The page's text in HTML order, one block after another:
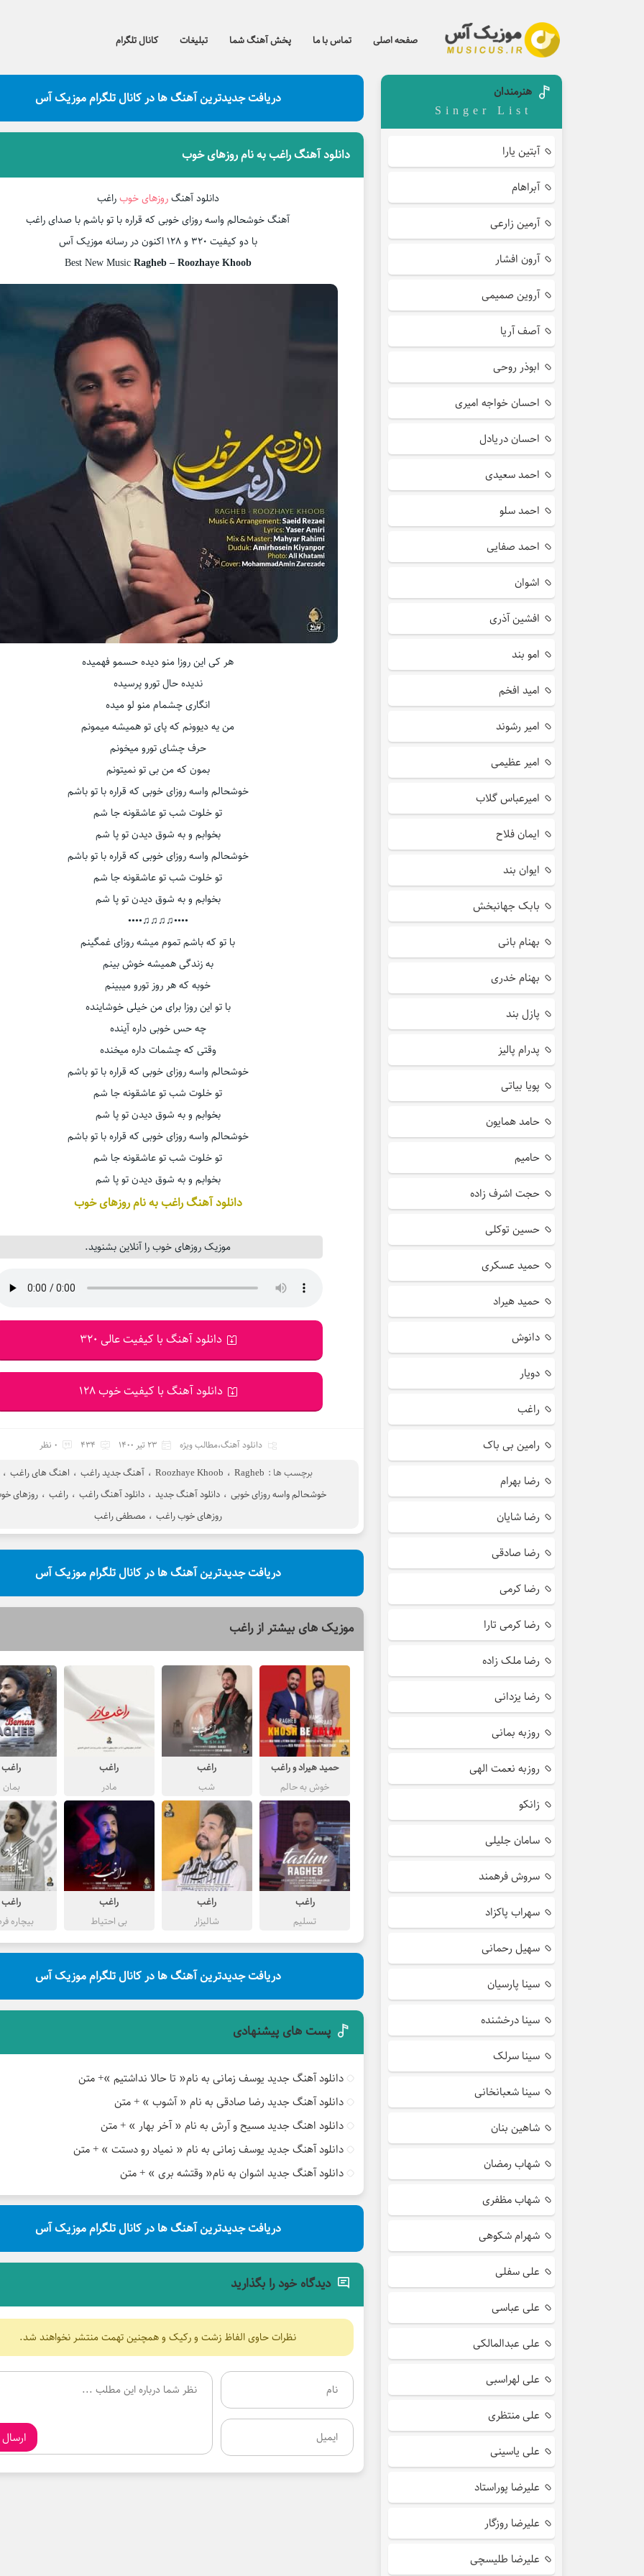
صفحه اصلی تماس با ما پخش آهنگ شما تبلیغات کانال تلگرام
دریافت جدیدترین آهنگ ها در کانال تلگرام موزیک آس
دانلود آهنگ راغب به نام روزهای خوب
دانلود آهنگروزهای خوبراغب
آهنگ خوشحالم واسه روزای خوبی که قراره با تو باشم با صدای راغب
با دو کیفیت ۳۲۰ و ۱۲۸ اکنون در رسانه موزیک آس
Best New MusicRagheb – Roozhaye Khoob
هر کی این روزا منو دیده حسمو فهمیده
ندیده حال تورو پرسیده
انگاری چشمام منو لو میده
من یه دیوونم که پای تو همیشه میمونم
حرف چشای تورو میخونم
بمون که من بی تو نمیتونم
خوشحالم واسه روزای خوبی که قراره با تو باشم
تو خلوت شب تو عاشقونه جا شم
بخوابم و به شوق دیدن تو پا شم
خوشحالم واسه روزای خوبی که قراره با تو باشم
تو خلوت شب تو عاشقونه جا شم
بخوابم و به شوق دیدن تو پا شم
••••♫♫♫♫••••
با تو که باشم تموم میشه روزای غمگینم
به زندگی همیشه خوش بینم
خوبه که هر روز تورو میبینم
با تو این روزا برای من خیلی خوشاینده
چه حس خوبی داره آینده
وقتی که چشمات داره میخنده
خوشحالم واسه روزای خوبی که قراره با تو باشم
تو خلوت شب تو عاشقونه جا شم
بخوابم و به شوق دیدن تو پا شم
خوشحالم واسه روزای خوبی که قراره با تو باشم
تو خلوت شب تو عاشقونه جا شم
بخوابم و به شوق دیدن تو پا شم
دانلود آهنگ راغب به نام روزهای خوب
موزیک روزهای خوب را آنلاین بشنوید.
دانلود آهنگ با کیفیت عالی 320
دانلود آهنگ با کیفیت خوب 128
دانلود آهنگ،مطالب ویژه 23 تیر 1400 434 0 نظر
برچسب ها : Ragheb ، Roozhaye Khoob ، آهنگ جدید راغب ، اهنگ های راغب ،
خوشحالم واسه روزای خوبی ، دانلود آهنگ جدید ، دانلود آهنگ راغب ، راغب ، روزهای
روزهای خوب راغب ، مصطفی راغب
دریافت جدیدترین آهنگ ها در کانال تلگرام موزیک آس
موزیک های بیشتر ازراغب
حمید هیراد و راغب
خوش به حالم
راغب
شب
راغب
مادر
راغب
بمان
راغب
تسلیم
راغب
شالیزار
راغب
بی احتیاط
راغب
بیچاره
دریافت جدیدترین آهنگ ها در کانال تلگرام موزیک آس
پست های پیشنهادی
دانلود آهنگ جدید یوسف زمانی به نام« تا حالا نداشتیم »+ متن
دانلود آهنگ جدید رضا صادقی به نام « آشوب » + متن
دانلود اهنگ جدید مسیح و آرش به نام « آخر بهار » + متن
دانلود آهنگ جدید یوسف زمانی به نام « نمیاد رو دستت » + متن
دانلود آهنگ جدید اشوان به نام« وقتشه بری » + متن
دریافت جدیدترین آهنگ ها در کانال تلگرام موزیک آس
دیدگاه خود را بگذارید
نظرات حاوی الفاظ زشت و رکیک و همچنین تهمت منتشر نخواهند شد.
هنرمندان
Singer List
آبتین یارا
آبراهام
آرمین زارعی
آرون افشار
آروین صمیمی
آصف آریا
ابوذر روحی
احسان خواجه امیری
احسان دریادل
احمد سعیدی
احمد سلو
احمد صفایی
اشوان
افشین آذری
امو بند
امید افخم
امیر رشوند
امیر عظیمی
امیرعباس گلاب
ایمان فلاح
ایوان بند
بابک جهانبخش
بهنام بانی
بهنام خدری
پازل بند
پدرام پالیز
پویا بیاتی
حامد همایون
حامیم
حجت اشرف زاده
حسین توکلی
حمید عسکری
حمید هیراد
دانوش
دویار
راغب
رامین بی باک
رضا بهرام
رضا شایان
رضا صادقی
رضا کرمی
رضا کرمی تارا
رضا ملک زاده
رضا یزدانی
روزبه بمانی
روزبه نعمت الهی
زانکو
سامان جلیلی
سروش فرهمند
سهراب پاکزاد
سهیل رحمانی
سینا پارسیان
سینا درخشنده
سینا سرلک
سینا شعبانخانی
شاهین بنان
شهاب رمضان
شهاب مظفری
شهرام شکوهی
علی سفلی
علی عباسی
علی عبدالمالکی
علی لهراسبی
علی منتظری
علی یاسینی
علیرضا پوراستاد
علیرضا روزگار
علیرضا طلیسچی